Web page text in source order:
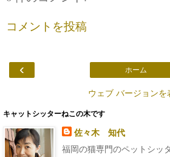
コメントを投稿
‹ ホーム
ウェブ バージョンを
キャットシッターねこの木です
佐々木 知代
福岡の猫専門のペットシッ